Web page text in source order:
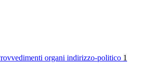
organi indirizzo-politico 1